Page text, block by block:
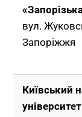
вул.
Запоріжжя
Київський